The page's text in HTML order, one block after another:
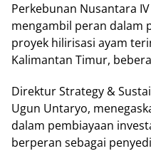
Perkebunan Nusantara IV
mengambil peran dalam
proyek hilirisasi ayam
Kalimantan Timur,
Direktur Strategy &
Ugun Untaryo,
dalam pembiayaan
berperan sebagai